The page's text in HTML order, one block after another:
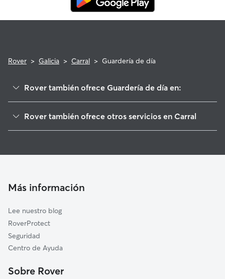
Rover > Galicia > Carral > Guardería de día
Rover también ofrece Guardería de día en:
Mesía
Betanzos
Oza-Cesuras
A Coruña
Oleiros
Arteixo
Rover también ofrece otros servicios en Carral
Cuidadores a domicilio en Carral
Más información
Lee nuestro blog
RoverProtect
Seguridad
Centro de Ayuda
Sobre Rover